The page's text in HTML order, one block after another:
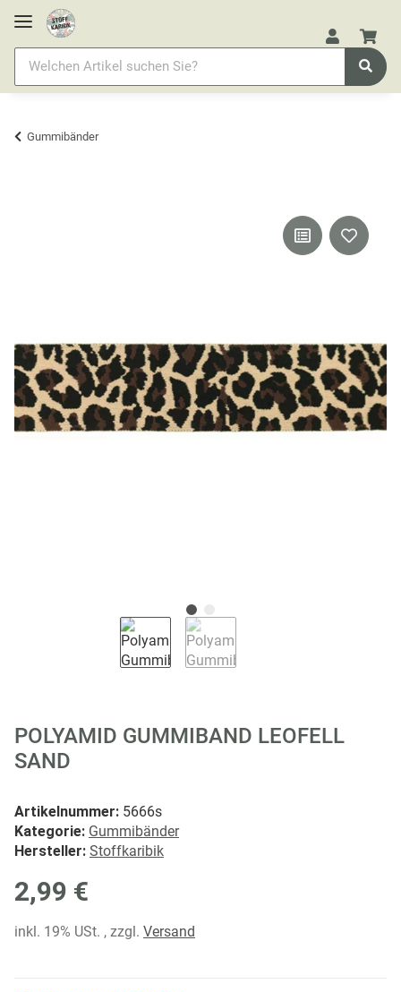
Gummibänder
POLYAMID GUMMIBAND LEOFELL
SAND
Artikelnummer: 5666s
Kategorie: Gummibänder
Hersteller: Stoffkaribik
2,99 €
inkl. 19% USt. , zzgl. Versand